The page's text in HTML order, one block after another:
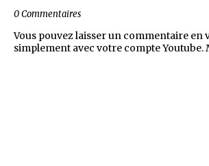
0 Commentaires
Vous pouvez laisser un commentaire en
simplement avec votre compte Youtube.